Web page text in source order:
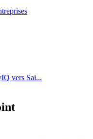
vers Sai...